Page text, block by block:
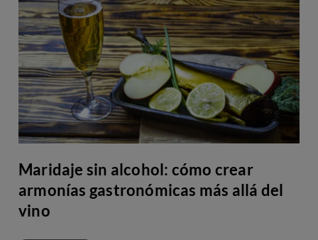
Maridaje sin alcohol: cómo crear
armonías gastronómicas más allá del
vino